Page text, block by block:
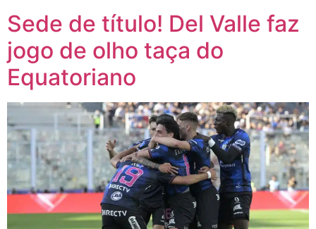
Sede de título! Del Valle faz
jogo de olho taça do
Equatoriano